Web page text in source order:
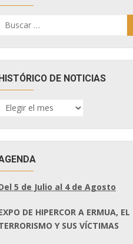
por:
DE NOTICIAS
HISTÓRICO
DE
5 de Julio al 4 de Agosto
DE HIPERCOR A ERMUA, EL
Y SUS VÍCTIMAS